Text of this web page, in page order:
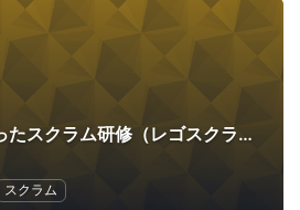
LEGO®を使ったスクラム研修（レゴスクラム）
スクラム